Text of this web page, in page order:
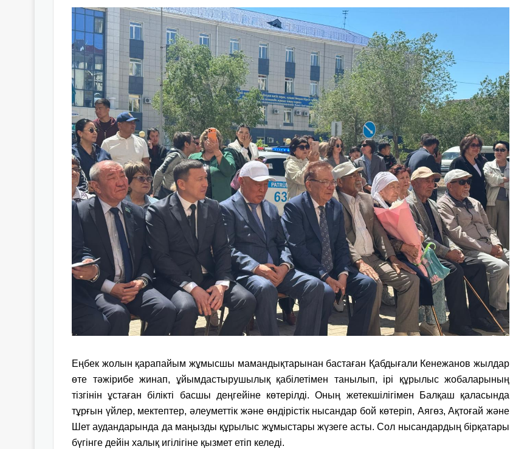
Еңбек жолын қарапайым жұмысшы мамандықтарынан бастаған Қабдығали Кенежанов жылдар
өте тәжірибе жинап, ұйымдастырушылық қабілетімен танылып, ірі құрылыс жобаларының
тізгінін ұстаған білікті басшы деңгейіне көтерілді. Оның жетекшілігімен Балқаш қаласында
тұрғын үйлер, мектептер, әлеуметтік және өндірістік нысандар бой көтеріп, Аягөз, Ақтоғай және
Шет аудандарында да маңызды құрылыс жұмыстары жүзеге асты. Сол нысандардың бірқатары
бүгінге дейін халық игілігіне қызмет етіп келеді.